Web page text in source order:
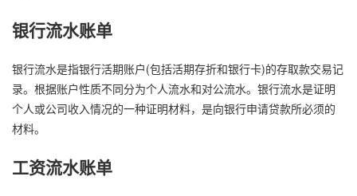
银行流水账单
银行流水是指银行活期账户(包括活期存折和银行卡)的存取款交易记
录。根据账户性质不同分为个人流水和对公流水。银行流水是证明
个人或公司收入情况的一种证明材料，是向银行申请贷款所必须的
材料。
工资流水账单